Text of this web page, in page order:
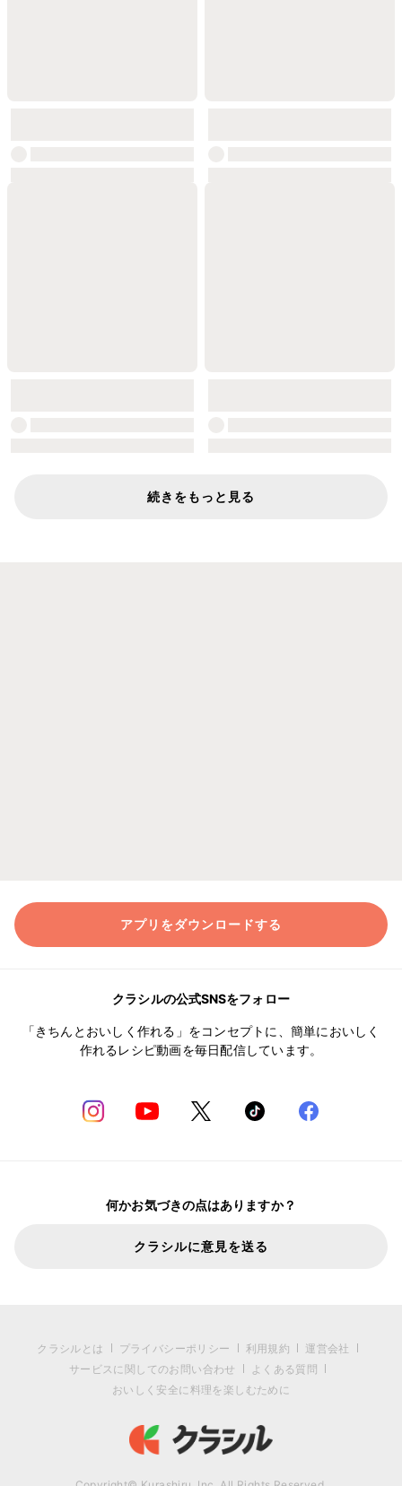
続きをもっと見る
アプリをダウンロードする
クラシルの公式SNSをフォロー
「きちんとおいしく作れる」をコンセプトに、簡単においしく
作れるレシピ動画を毎日配信しています。
何かお気づきの点はありますか？
クラシルに意見を送る
クラシルとは プライバシーポリシー 利用規約
運営会社
サービスに関してのお問い合わせ
よくある質問
おいしく安全に料理を楽しむために